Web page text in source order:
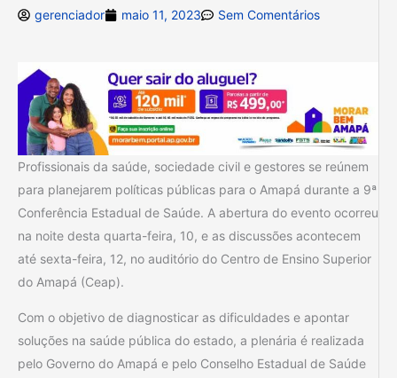
gerenciador maio 11, 2023 Sem Comentários
Profissionais da saúde, sociedade civil e gestores se reúnem
para planejarem políticas públicas para o Amapá durante a 9ª
Conferência Estadual de Saúde. A abertura do evento ocorreu
na noite desta quarta-feira, 10, e as discussões acontecem
até sexta-feira, 12, no auditório do Centro de Ensino Superior
do Amapá (Ceap).
Com o objetivo de diagnosticar as dificuldades e apontar
soluções na saúde pública do estado, a plenária é realizada
pelo Governo do Amapá e pelo Conselho Estadual de Saúde